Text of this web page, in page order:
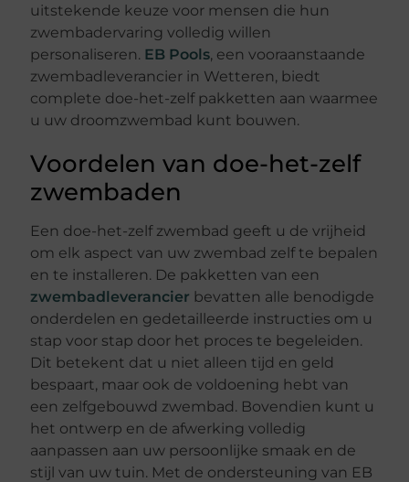
uitstekende keuze voor mensen die hun
zwembadervaring volledig willen
personaliseren. EB Pools, een vooraanstaande
zwembadleverancier in Wetteren, biedt
complete doe-het-zelf pakketten aan waarmee
u uw droomzwembad kunt bouwen.
Voordelen van doe-het-zelf
zwembaden
Een doe-het-zelf zwembad geeft u de vrijheid
om elk aspect van uw zwembad zelf te bepalen
en te installeren. De pakketten van een
zwembadleverancier bevatten alle benodigde
onderdelen en gedetailleerde instructies om u
stap voor stap door het proces te begeleiden.
Dit betekent dat u niet alleen tijd en geld
bespaart, maar ook de voldoening hebt van
een zelfgebouwd zwembad. Bovendien kunt u
het ontwerp en de afwerking volledig
aanpassen aan uw persoonlijke smaak en de
stijl van uw tuin. Met de ondersteuning van EB